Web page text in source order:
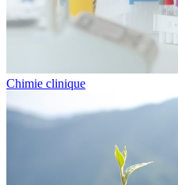
Chimie clinique